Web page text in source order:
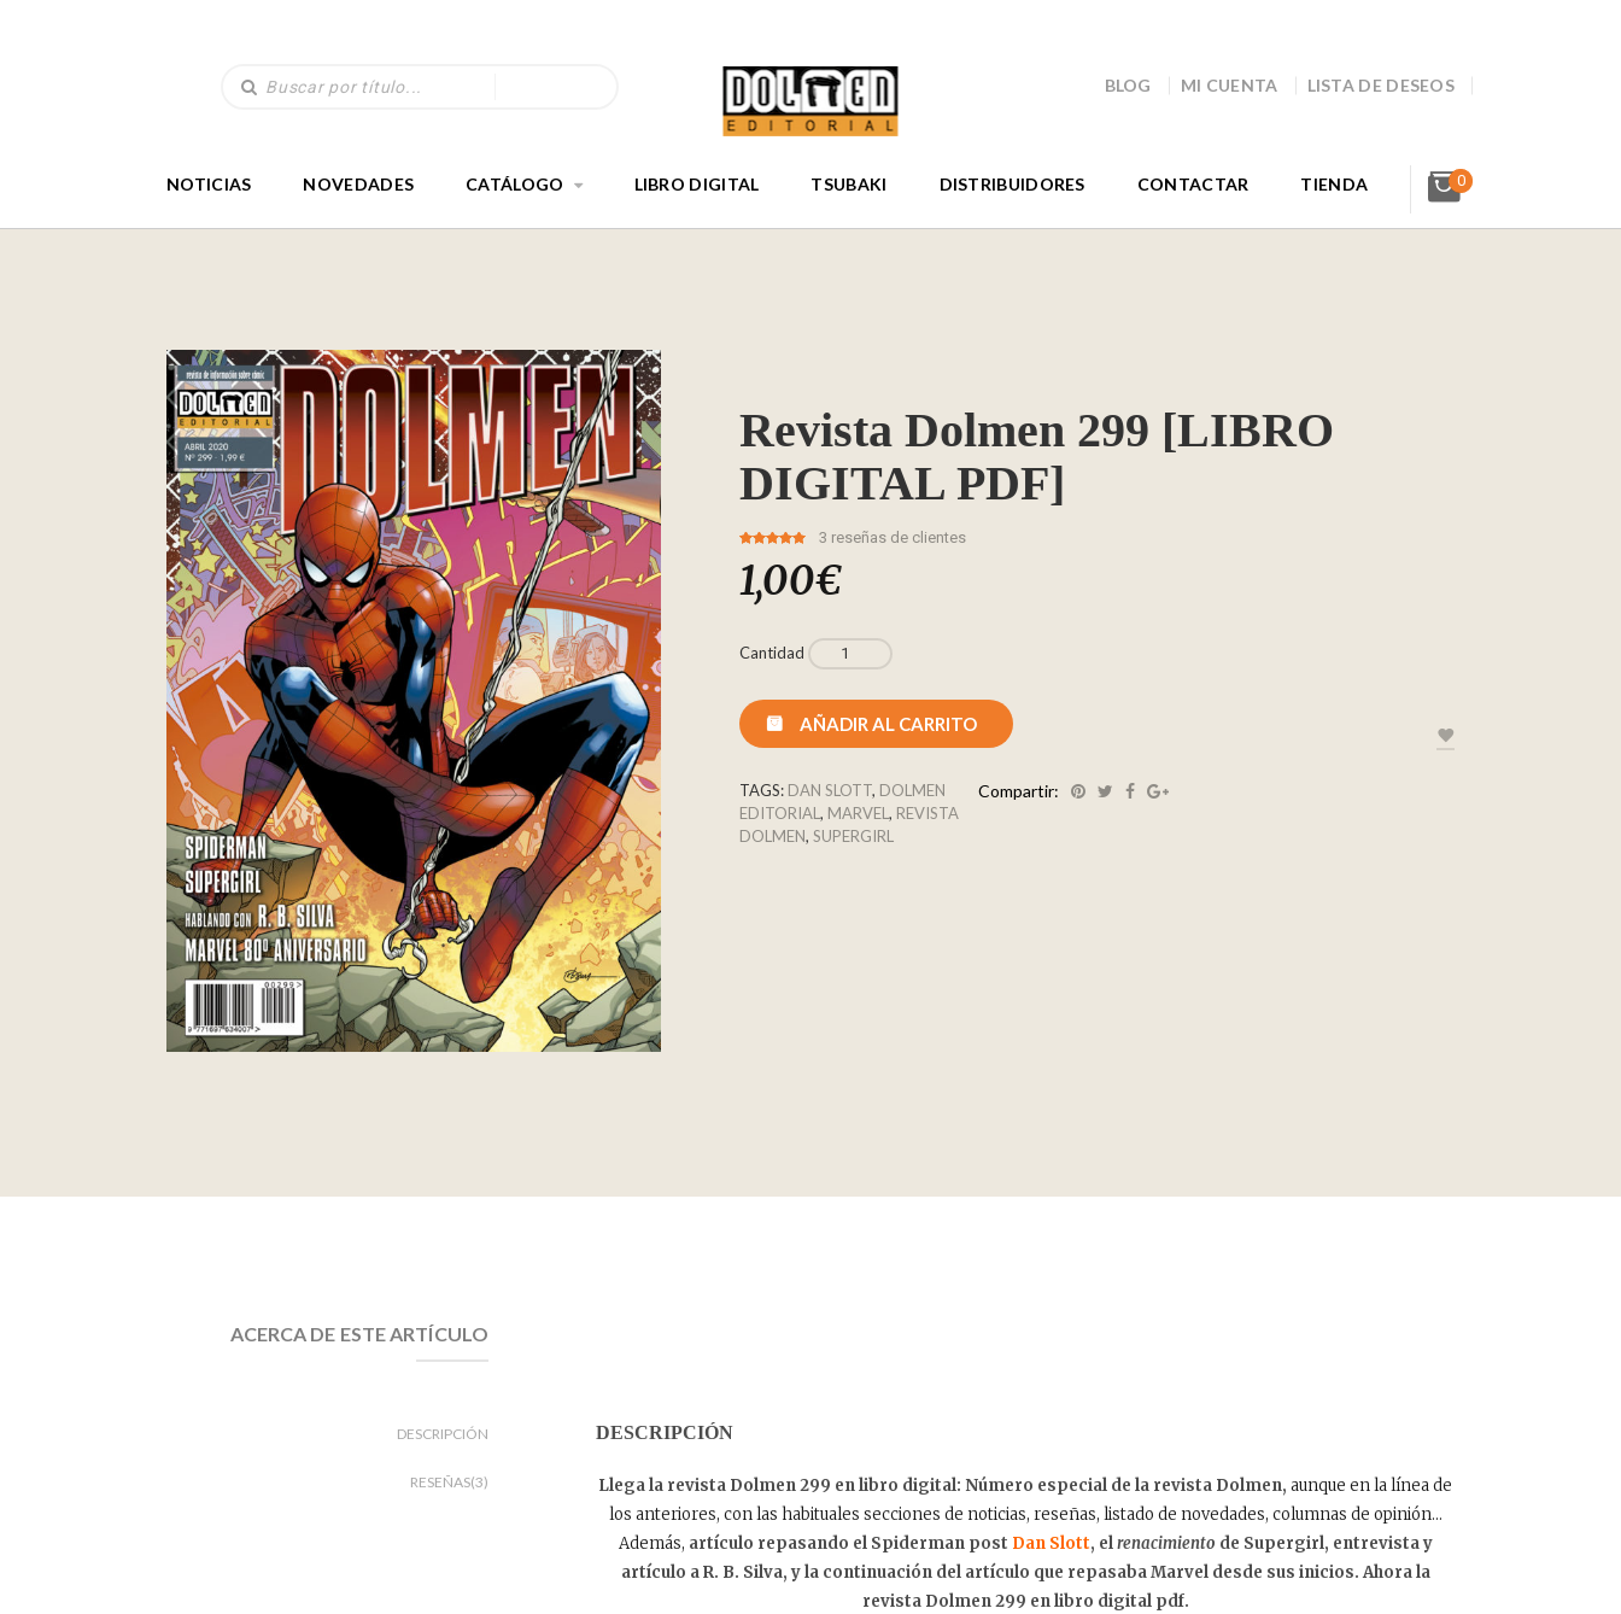
BLOG MI CUENTA LISTA DE DESEOS
NOTICIAS NOVEDADES CATÁLOGO LIBRO DIGITAL TSUBAKI DISTRIBUIDORES CONTACTAR TIENDA 0
Revista Dolmen 299 [LIBRO
DIGITAL PDF]
based on
customer
ratings
3 reseñas de clientes
1,00€
Cantidad
AÑADIR AL CARRITO
TAGS: DAN SLOTT, DOLMEN
EDITORIAL, MARVEL, REVISTA
DOLMEN, SUPERGIRL
Compartir:
ACERCA DE ESTE ARTÍCULO
DESCRIPCIÓN
RESEÑAS(3)
DESCRIPCIÓN
Llega la revista Dolmen 299 en libro digital: Número especial de la revista Dolmen, aunque en la línea de
los anteriores, con las habituales secciones de noticias, reseñas, listado de novedades, columnas de opinión…
Además, artículo repasando el Spiderman post Dan Slott, elrenacimiento de Supergirl, entrevista y
artículo a R. B. Silva, y la continuación del artículo que repasaba Marvel desde sus inicios. Ahora la
revista Dolmen 299 en libro digital pdf.